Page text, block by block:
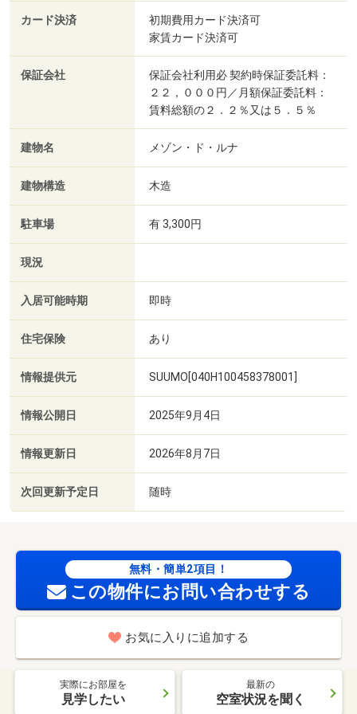
カード決済
初期費用カード決済可
家賃カード決済可
保証会社
保証会社利用必 契約時保証委託料：
２２，０００円／月額保証委託料：
賃料総額の２．２％又は５．５％
建物名 メゾン・ド・ルナ
建物構造 木造
駐車場 有 3,300円
現況
入居可能時期 即時
住宅保険 あり
情報提供元 SUUMO[040H100458378001]
情報公開日 2025年9月4日
情報更新日 2026年8月7日
次回更新予定日 随時
無料・簡単2項目！
この物件にお問い合わせする
お気に入りに追加する
実際にお部屋を
見学したい
最新の
空室状況を聞く